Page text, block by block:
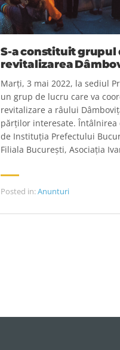
S-a constituit grupul
revitalizarea
Marți, 3 mai 2022, la sediul
un grup de lucru care va
revitalizare a râului
părților interesate.
de Instituția Prefectului
Filiala București, Asociația
Posted in:Anunturi